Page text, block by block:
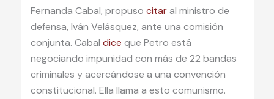
Fernanda Cabal, propuso citaral ministro de
defensa, Iván Velásquez, ante una comisión
conjunta. Cabal dice que Petro está
negociando impunidad con más de 22 bandas
criminales y acercándose a una convención
constitucional. Ella llama a esto comunismo.